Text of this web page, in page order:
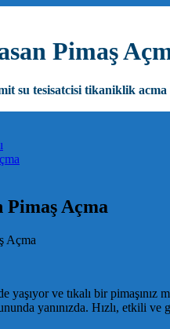
Pimaş
su tesisatcisi tikaniklik acma
Açma
yaşıyor ve tıkalı bir
yanınızda. Hızlı, etkili